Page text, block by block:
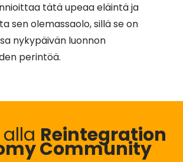
tätä upeaa eläintä ja
sen olemassaolo, sillä se on
nykypäivän luonnon
perintöä.
Reintegration
Community